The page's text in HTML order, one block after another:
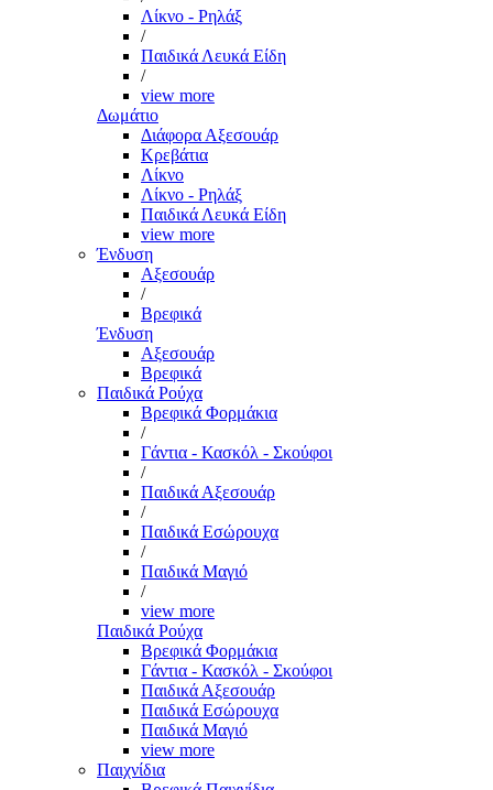
Λίκνο - Ρηλάξ
/
Παιδικά Λευκά Είδη
/
view more
Δωμάτιο
Διάφορα Αξεσουάρ
Κρεβάτια
Λίκνο
Λίκνο - Ρηλάξ
Παιδικά Λευκά Είδη
view more
Ένδυση
Αξεσουάρ
/
Βρεφικά
Ένδυση
Αξεσουάρ
Βρεφικά
Παιδικά Ρούχα
Βρεφικά Φορμάκια
/
Γάντια - Κασκόλ - Σκούφοι
/
Παιδικά Αξεσουάρ
/
Παιδικά Εσώρουχα
/
Παιδικά Μαγιό
/
view more
Παιδικά Ρούχα
Βρεφικά Φορμάκια
Γάντια - Κασκόλ - Σκούφοι
Παιδικά Αξεσουάρ
Παιδικά Εσώρουχα
Παιδικά Μαγιό
view more
Παιχνίδια